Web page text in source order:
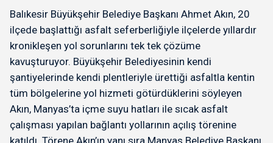
Balıkesir Büyükşehir Belediye Başkanı Ahmet Akın, 20
ilçede başlattığı asfalt seferberliğiyle ilçelerde yıllardır
kronikleşen yol sorunlarını tek tek çözüme
kavuşturuyor. Büyükşehir Belediyesinin kendi
şantiyelerinde kendi plentleriyle ürettiği asfaltla kentin
tüm bölgelerine yol hizmeti götürdüklerini söyleyen
Akın, Manyas’ta içme suyu hatları ile sıcak asfalt
çalışması yapılan bağlantı yollarının açılış törenine